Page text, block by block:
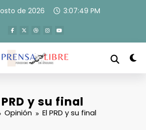
de 2026 3:07:50 PM
PRD y su final
Opinión El PRD y su final